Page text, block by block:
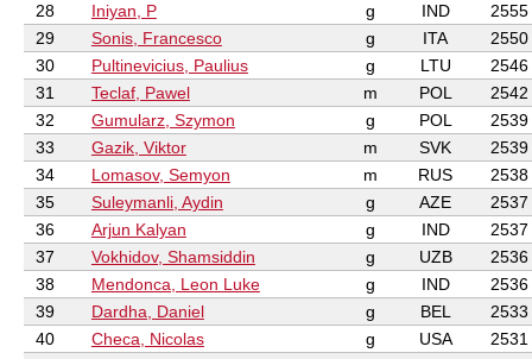
28
Iniyan, P g IND
2555
29
Sonis, Francesco g ITA
2550
30
Pultinevicius, Paulius g LTU
2546
31
Teclaf, Pawel m POL
2542
32
Gumularz, Szymon g POL
2539
33
Gazik, Viktor m SVK
2539
34
Lomasov, Semyon m RUS
2538
35
Suleymanli, Aydin g AZE
2537
36
Arjun Kalyan g IND
2537
37
Vokhidov, Shamsiddin g UZB
2536
38
Mendonca, Leon Luke g IND
2536
39
Dardha, Daniel g BEL
2533
40
Checa, Nicolas g USA
2531